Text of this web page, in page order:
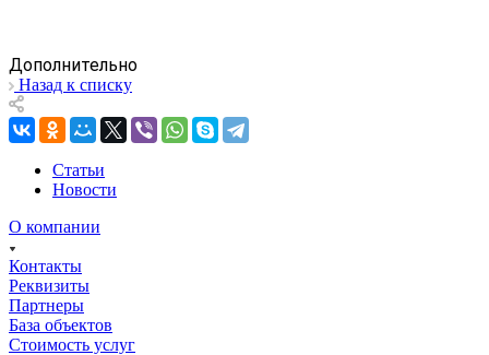
Дополнительно
Назад к списку
Статьи
Новости
О компании
Контакты
Реквизиты
Партнеры
База объектов
Стоимость услуг